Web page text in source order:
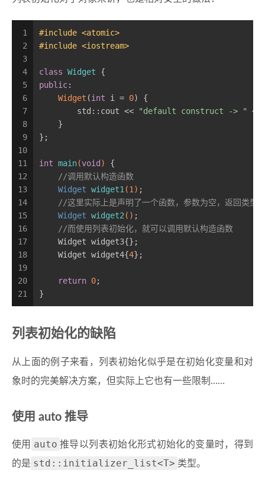
1
2
3
4
5
6
7
8
9
10
11
12
13
14
15
16
17
18
19
20
21
#include <atomic>
#include <iostream>
class Widget {
public:
Widget (int i = 0) {
        std::cout <<
"default construct -> "
    }
};
int main(void )
{
//调用默认构造函数
Widget widget1 (1 ) ;
//这里实际上是声明了一个函数，参数为空，返回类
Widget widget2 () ;
//而使用列表初始化，就可以调用默认构造函数
    Widget widget3{};
    Widget widget4{
4};
return 0;
}
列表初始化的缺陷
从上面的例子来看，列表初始化似乎是在初始化变量和对
象时的完美解决方案，但实际上它也有一些限制……
使用 auto 推导
使用 auto 推导以列表初始化形式初始化的变量时，得到
的是 std::initializer_list<T> 类型。